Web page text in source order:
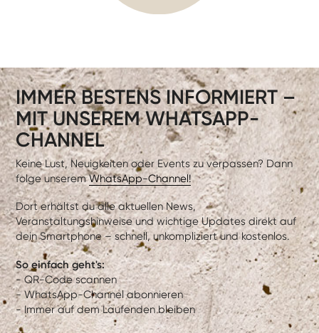
IMMER BESTENS INFORMIERT –
MIT UNSEREM WHATSAPP-
CHANNEL
Keine Lust, Neuigkeiten oder Events zu verpassen? Dann
folge unseremWhatsApp-Channel!
Dort erhältst du alle aktuellen News,
Veranstaltungshinweise und wichtige Updates direkt auf
dein Smartphone – schnell, unkompliziert und kostenlos.
So einfach geht's:
- QR-Code scannen
- WhatsApp-Channel abonnieren
- Immer auf dem Laufenden bleiben